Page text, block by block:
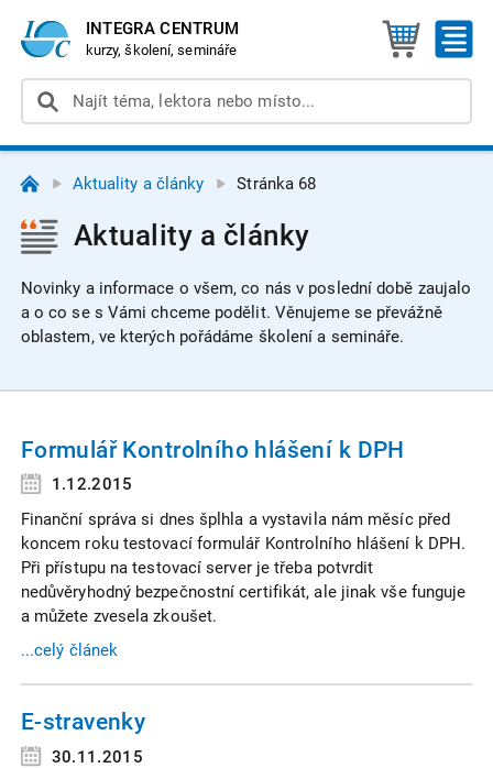
INTEGRA CENTRUM
kurzy, školení, semináře
Aktuality a články Stránka 68
Aktuality a články
Novinky a informace o všem, co nás v poslední době zaujalo
a o co se s Vámi chceme podělit. Věnujeme se převážně
oblastem, ve kterých pořádáme školení a semináře.
Formulář Kontrolního hlášení k DPH
1.12.2015
Finanční správa si dnes šplhla a vystavila nám měsíc před
koncem roku testovací formulář Kontrolního hlášení k DPH.
Při přístupu na testovací server je třeba potvrdit
nedůvěryhodný bezpečnostní certifikát, ale jinak vše funguje
a můžete zvesela zkoušet.
...celý článek
E-stravenky
30.11.2015